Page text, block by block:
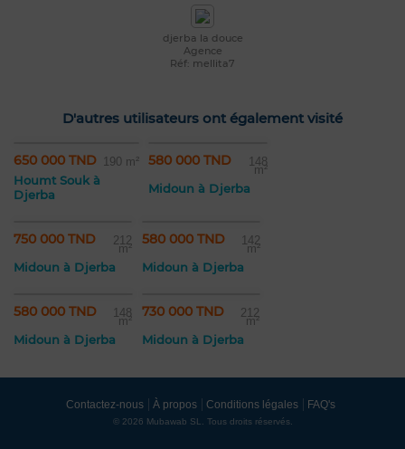
djerba la douce
Agence
Réf: mellita7
D'autres utilisateurs ont également visité
650 000 TND 190 m²
Houmt Souk à
Djerba
580 000 TND 148
m²
Midoun à Djerba
750 000 TND 212
m²
Midoun à Djerba
580 000 TND 142
m²
Midoun à Djerba
580 000 TND 148
m²
Midoun à Djerba
730 000 TND 212
m²
Midoun à Djerba
Contactez-nous À propos Conditions légales FAQ's
© 2026 Mubawab SL. Tous droits réservés.